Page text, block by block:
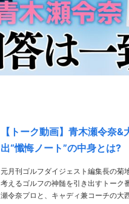
【トーク動画】青木瀬令奈
出“懺悔ノート”の中身とは?
元月刊ゴルフダイジェスト編集長の菊
考えるゴルフの神髄を引き出すトーク
瀬令奈プロと、キャディ兼コーチの大西